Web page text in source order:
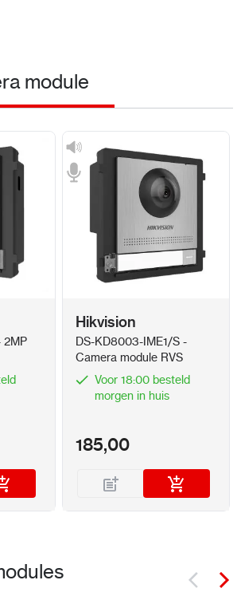
module
2MP
Hikvision
DS-KD8003-IME1/S -
Camera module RVS
Voor 18:00 besteld
morgen in huis
185,00